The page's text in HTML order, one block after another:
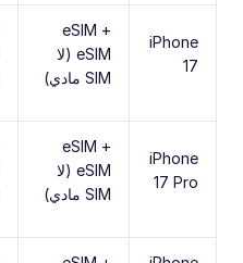
iPhone
17
eSIM +
eSIM (لا
SIM مادي)
iPhone
17 Pro
eSIM +
eSIM (لا
SIM مادي)